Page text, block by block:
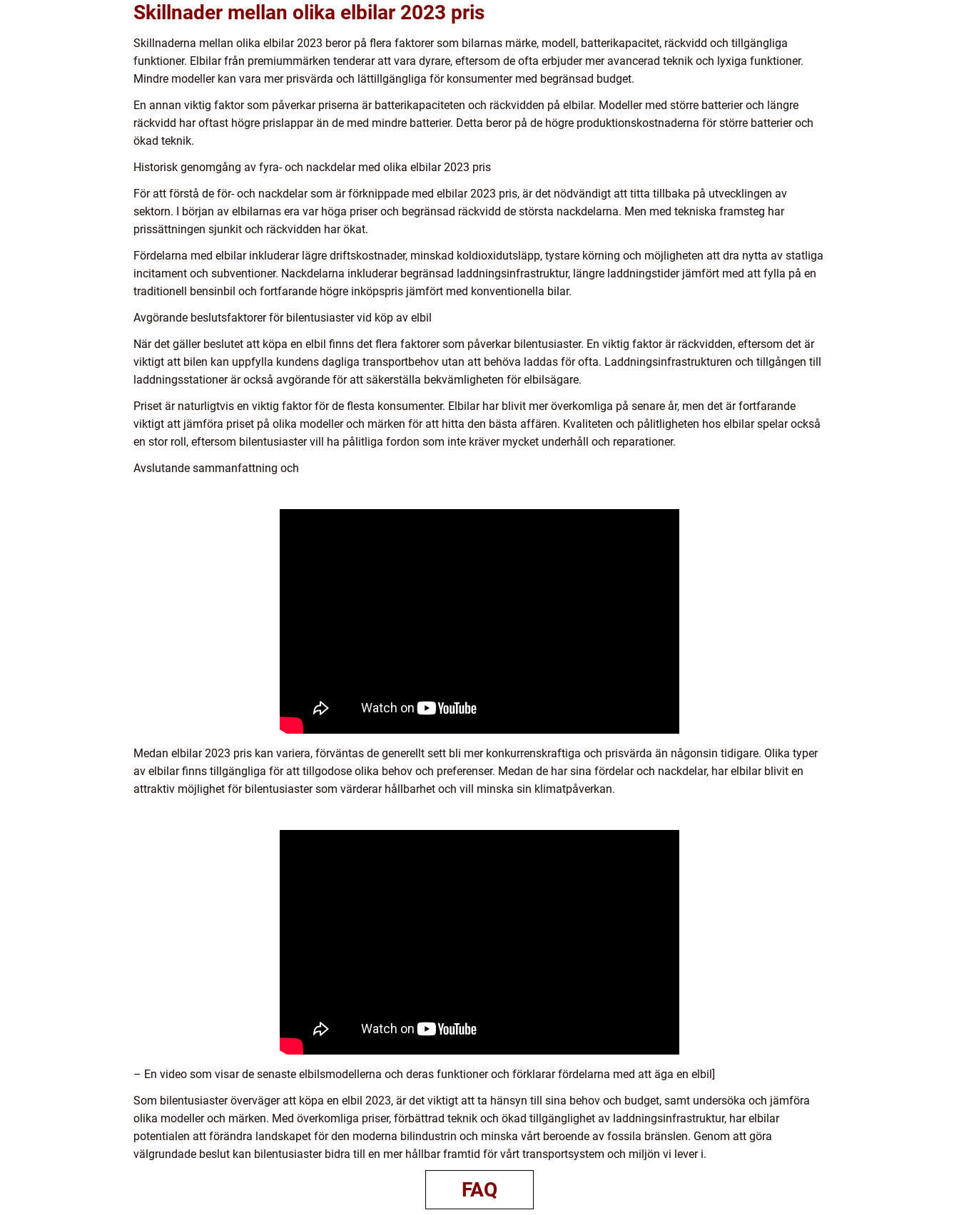
Skillnader mellan olika elbilar 2023 pris
Skillnaderna mellan olika elbilar 2023 beror på flera faktorer som bilarnas märke, modell, batterikapacitet, räckvidd och tillgängliga
funktioner. Elbilar från premiummärken tenderar att vara dyrare, eftersom de ofta erbjuder mer avancerad teknik och lyxiga funktioner.
Mindre modeller kan vara mer prisvärda och lättillgängliga för konsumenter med begränsad budget.
En annan viktig faktor som påverkar priserna är batterikapaciteten och räckvidden på elbilar. Modeller med större batterier och längre
räckvidd har oftast högre prislappar än de med mindre batterier. Detta beror på de högre produktionskostnaderna för större batterier och
ökad teknik.
Historisk genomgång av fyra- och nackdelar med olika elbilar 2023 pris
För att förstå de för- och nackdelar som är förknippade med elbilar 2023 pris, är det nödvändigt att titta tillbaka på utvecklingen av
sektorn. I början av elbilarnas era var höga priser och begränsad räckvidd de största nackdelarna. Men med tekniska framsteg har
prissättningen sjunkit och räckvidden har ökat.
Fördelarna med elbilar inkluderar lägre driftskostnader, minskad koldioxidutsläpp, tystare körning och möjligheten att dra nytta av statliga
incitament och subventioner. Nackdelarna inkluderar begränsad laddningsinfrastruktur, längre laddningstider jämfört med att fylla på en
traditionell bensinbil och fortfarande högre inköpspris jämfört med konventionella bilar.
Avgörande beslutsfaktorer för bilentusiaster vid köp av elbil
När det gäller beslutet att köpa en elbil finns det flera faktorer som påverkar bilentusiaster. En viktig faktor är räckvidden, eftersom det är
viktigt att bilen kan uppfylla kundens dagliga transportbehov utan att behöva laddas för ofta. Laddningsinfrastrukturen och tillgången till
laddningsstationer är också avgörande för att säkerställa bekvämligheten för elbilsägare.
Priset är naturligtvis en viktig faktor för de flesta konsumenter. Elbilar har blivit mer överkomliga på senare år, men det är fortfarande
viktigt att jämföra priset på olika modeller och märken för att hitta den bästa affären. Kvaliteten och pålitligheten hos elbilar spelar också
en stor roll, eftersom bilentusiaster vill ha pålitliga fordon som inte kräver mycket underhåll och reparationer.
Avslutande sammanfattning och
Medan elbilar 2023 pris kan variera, förväntas de generellt sett bli mer konkurrenskraftiga och prisvärda än någonsin tidigare. Olika typer
av elbilar finns tillgängliga för att tillgodose olika behov och preferenser. Medan de har sina fördelar och nackdelar, har elbilar blivit en
attraktiv möjlighet för bilentusiaster som värderar hållbarhet och vill minska sin klimatpåverkan.
– En video som visar de senaste elbilsmodellerna och deras funktioner och förklarar fördelarna med att äga en elbil]
Som bilentusiaster överväger att köpa en elbil 2023, är det viktigt att ta hänsyn till sina behov och budget, samt undersöka och jämföra
olika modeller och märken. Med överkomliga priser, förbättrad teknik och ökad tillgänglighet av laddningsinfrastruktur, har elbilar
potentialen att förändra landskapet för den moderna bilindustrin och minska vårt beroende av fossila bränslen. Genom att göra
välgrundade beslut kan bilentusiaster bidra till en mer hållbar framtid för vårt transportsystem och miljön vi lever i.
FAQ